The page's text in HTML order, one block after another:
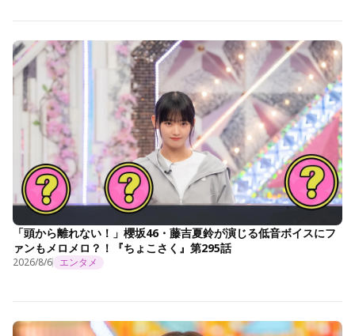
「頭から離れない！」櫻坂46・藤吉夏鈴が演じる低音ボイスにフ
ァンもメロメロ？！『ちょこさく』第295話
2026/8/6 エンタメ